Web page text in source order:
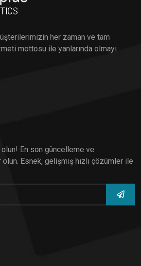
her zaman ve tam
mottosu ile yanlarında olmayı
En son güncelleme ve
Esnek, gelişmiş hızlı çözümler ile